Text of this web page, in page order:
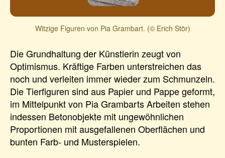
Witzige Figuren von Pia Grambart. (© Erich Stör)
Die Grundhaltung der Künstlerin zeugt von
Optimismus. Kräftige Farben unterstreichen das
noch und verleiten immer wieder zum Schmunzeln.
Die Tierfiguren sind aus Papier und Pappe geformt,
im Mittelpunkt von Pia Grambarts Arbeiten stehen
indessen Betonobjekte mit ungewöhnlichen
Proportionen mit ausgefallenen Oberflächen und
bunten Farb- und Musterspielen.